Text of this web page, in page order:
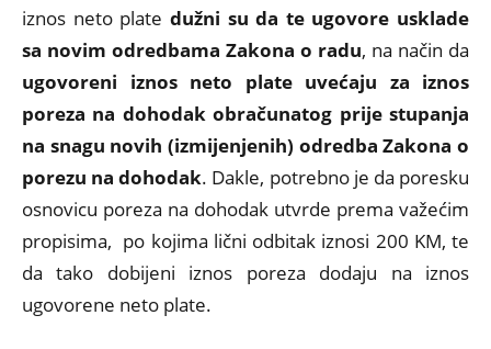
iznos neto plate dužni su da te ugovore usklade
sa novim odredbama Zakona o radu, na način da
ugovoreni iznos neto plate uvećaju za iznos
poreza na dohodak obračunatog prije stupanja
na snagu novih (izmijenjenih) odredba Zakona o
porezu na dohodak. Dakle, potrebno je da poresku
osnovicu poreza na dohodak utvrde prema važećim
propisima, po kojima lični odbitak iznosi 200 KM, te
da tako dobijeni iznos poreza dodaju na iznos
ugovorene neto plate.